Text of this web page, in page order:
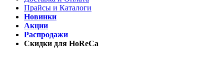
Прайсы и Каталоги
Новинки
Акции
Распродажи
Скидки для HoReCa